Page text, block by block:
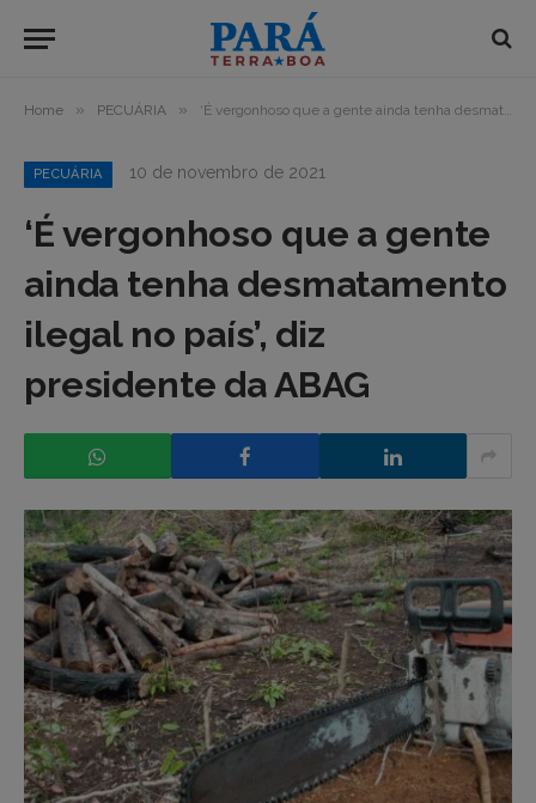
Home » PECUÁRIA » ‘É vergonhoso que a gente ainda tenha desmatamento ilegal no país’, diz presidente da ABAG
PECUÁRIA 10 de novembro de 2021
‘É vergonhoso que a gente
ainda tenha desmatamento
ilegal no país’, diz
presidente da ABAG